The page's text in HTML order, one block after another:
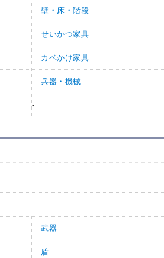
壁・床・階段
せいかつ家具
カベかけ家具
兵器・機械
-
武器
盾